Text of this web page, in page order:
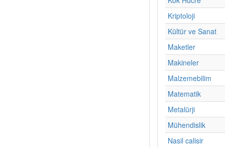
Kriptoloji
Kültür ve Sanat
Maketler
Makineler
Malzemebilim
Matematik
Metalürji
Mühendislik
Nasil calisir